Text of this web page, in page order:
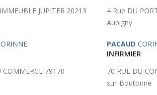
JUPITER 20213
4 Rue DU
Aubigny
COMMERCE 79170
PACAUD
INFIRMIER
70 RUE DU
sur-Boutonne